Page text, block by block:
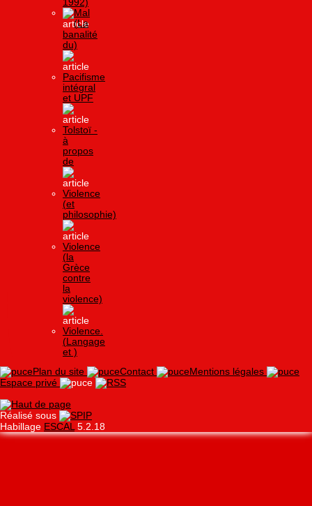
1992)
Mal
(La
banalité
du)
Pacifisme
intégral
et UPF
Tolstoï -
à
propos
de
Violence
(et
philosophie)
Violence
(la
Grèce
contre
la
violence)
Violence.
(Langage
et )
Plan du site
Contact
Mentions légales
Espace privé
Réalisé sous
Habillage ESCAL5.2.18